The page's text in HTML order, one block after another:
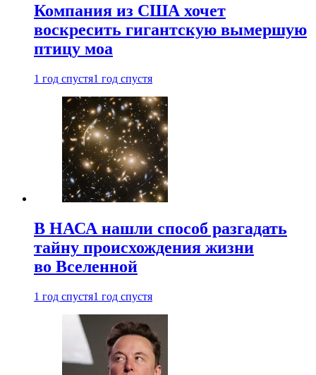
Компания из США хочет
воскресить гигантскую вымершую
птицу моа
1 год спустя1 год спустя
В НАСА нашли способ разгадать
тайну происхождения жизни
во Вселенной
1 год спустя1 год спустя